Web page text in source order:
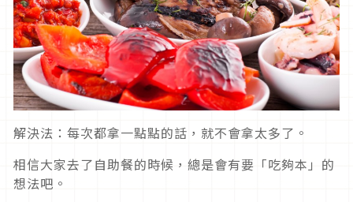
解決法：每次都拿一點點的話，就不會拿太多了。
相信大家去了自助餐的時候，總是會有要「吃夠本」的
想法吧。